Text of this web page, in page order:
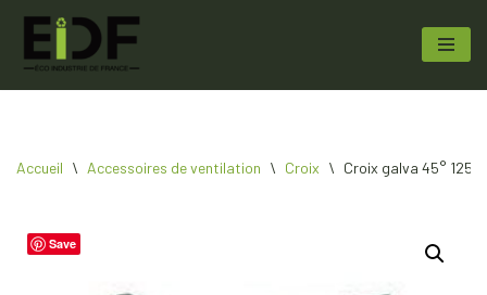
Aller
Accueil \ Accessoires de ventilation \ Croix \ Croix galva 45° 125
Save